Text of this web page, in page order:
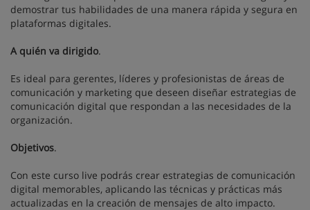
demostrar tus habilidades de una manera rápida y segura en
plataformas digitales.
A quién va dirigido.
Es ideal para gerentes, líderes y profesionistas de áreas de
comunicación y marketing que deseen diseñar estrategias de
comunicación digital que respondan a las necesidades de la
organización.
Objetivos.
Con este curso live podrás crear estrategias de comunicación
digital memorables, aplicando las técnicas y prácticas más
actualizadas en la creación de mensajes de alto impacto.